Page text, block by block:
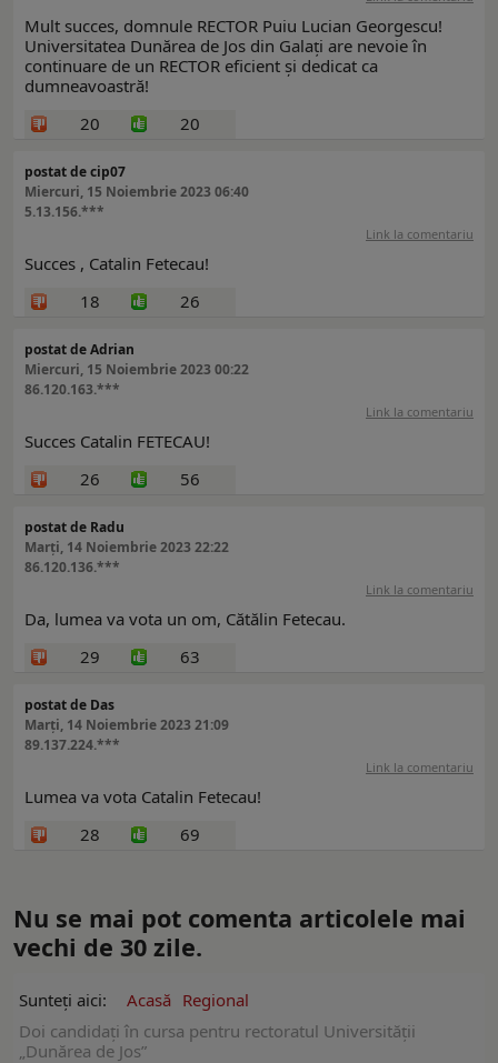
Mult succes, domnule RECTOR Puiu Lucian Georgescu!
Universitatea Dunărea de Jos din Galați are nevoie în
continuare de un RECTOR eficient și dedicat ca
dumneavoastră!
20
20
postat de cip07
Miercuri, 15 Noiembrie 2023 06:40
5.13.156.***
Link la comentariu
Succes , Catalin Fetecau!
18
26
postat de Adrian
Miercuri, 15 Noiembrie 2023 00:22
86.120.163.***
Link la comentariu
Succes Catalin FETECAU!
26
56
postat de Radu
Marți, 14 Noiembrie 2023 22:22
86.120.136.***
Link la comentariu
Da, lumea va vota un om, Cătălin Fetecau.
29
63
postat de Das
Marți, 14 Noiembrie 2023 21:09
89.137.224.***
Link la comentariu
Lumea va vota Catalin Fetecau!
28
69
Nu se mai pot comenta articolele mai
vechi de 30 zile.
Sunteți aici: Acasă Regional
Doi candidați în cursa pentru rectoratul Universității
„Dunărea de Jos”